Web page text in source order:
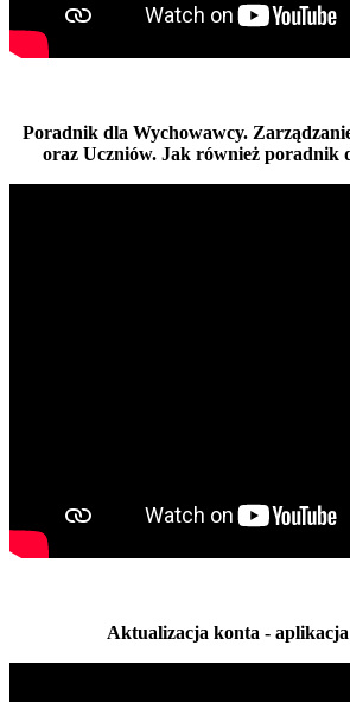
Poradnik dla Wychowawcy.
oraz Uczniów. Jak również poradnik
Aktualizacja konta -